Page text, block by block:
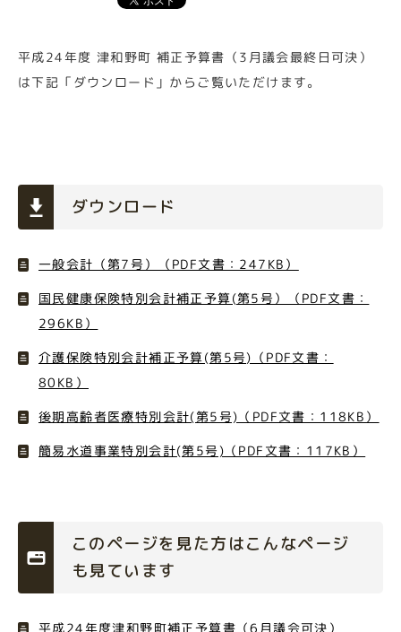
平成24年度 津和野町 補正予算書（3月議会最終日可決）
は下記「ダウンロード」からご覧いただけます。
ダウンロード
一般会計（第7号）（PDF文書：247KB）
国民健康保険特別会計補正予算(第5号）（PDF文書：
296KB）
介護保険特別会計補正予算(第5号)（PDF文書：
80KB）
後期高齢者医療特別会計(第5号)（PDF文書：118KB）
簡易水道事業特別会計(第5号)（PDF文書：117KB）
このページを見た方はこんなページ
も見ています
平成24年度津和野町補正予算書（6月議会可決）